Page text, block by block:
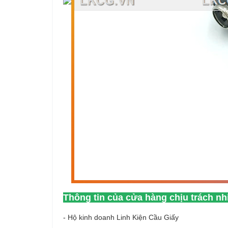
Thông tin của cửa hàng chịu trách
- Hộ kinh doanh Linh Kiện Cầu Giấy